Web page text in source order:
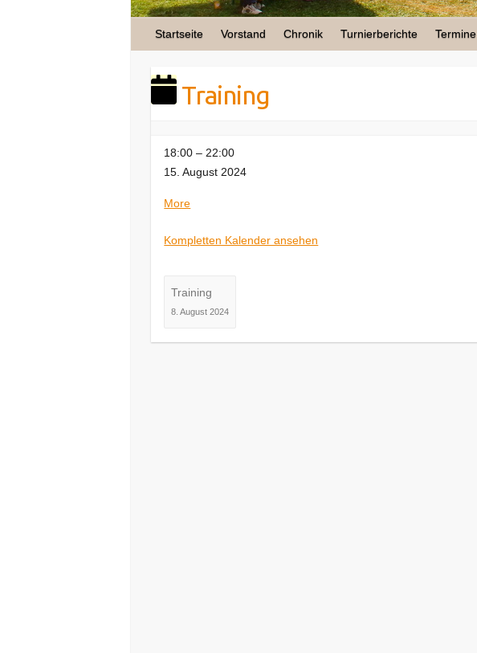
Startseite Vorstand Chronik Turnierberichte Termine
Training
Training
18:00 – 22:00
15. August 2024
Moreabout
Kompletten Kalender ansehen
Training
8. August 2024